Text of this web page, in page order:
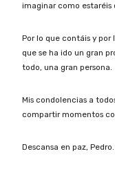
imaginar como estaréis
Por lo que contáis y
que se ha ido un gran
todo, una gran persona.
Mis condolencias a
compartir momentos
Descansa en paz, Pedro.